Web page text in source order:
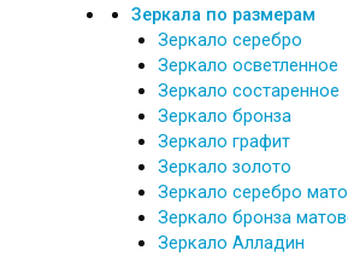
Зеркала по размерам
Зеркало серебро
Зеркало осветленное
Зеркало состаренное
Зеркало бронза
Зеркало графит
Зеркало золото
Зеркало серебро
Зеркало бронза
Зеркало Алладин